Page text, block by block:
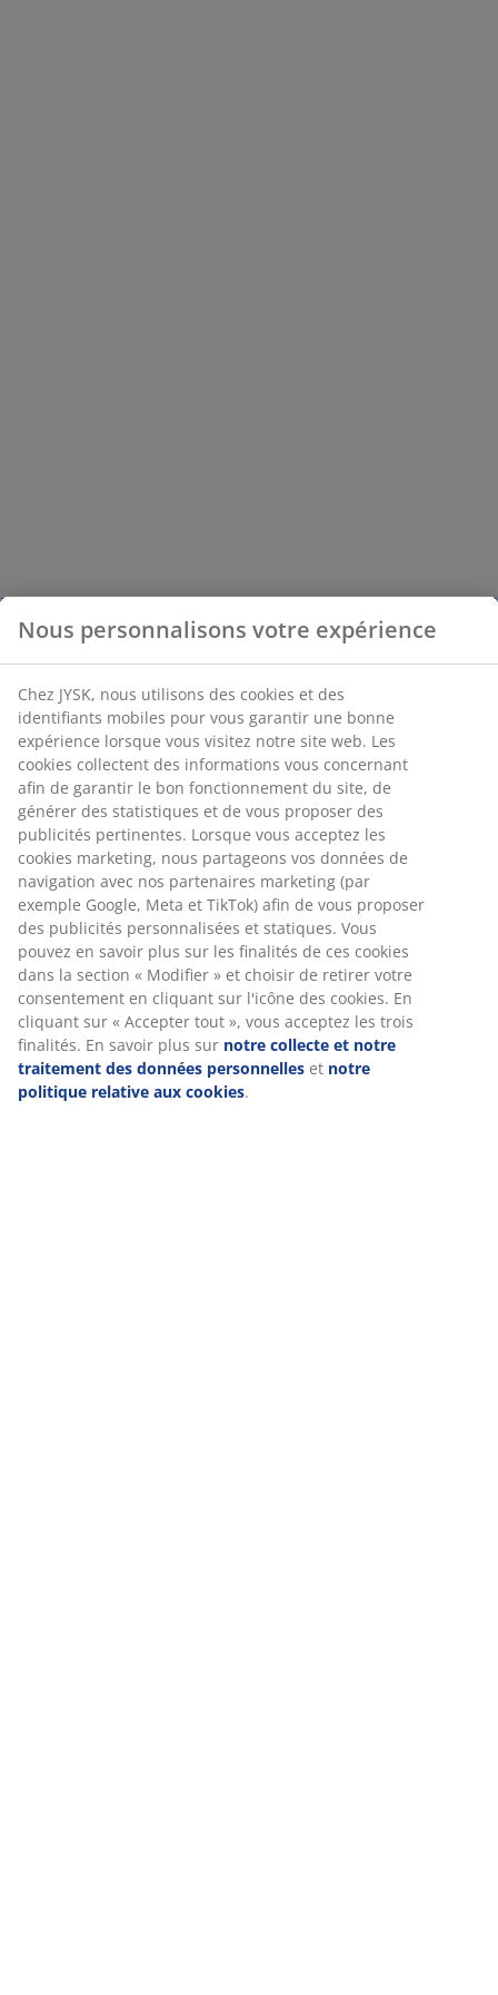
Nous personnalisons votre expérience
Chez JYSK, nous utilisons des cookies et des
identifiants mobiles pour vous garantir une bonne
expérience lorsque vous visitez notre site web. Les
cookies collectent des informations vous concernant
afin de garantir le bon fonctionnement du site, de
générer des statistiques et de vous proposer des
publicités pertinentes. Lorsque vous acceptez les
cookies marketing, nous partageons vos données de
navigation avec nos partenaires marketing (par
exemple Google, Meta et TikTok) afin de vous proposer
des publicités personnalisées et statiques. Vous
pouvez en savoir plus sur les finalités de ces cookies
dans la section « Modifier » et choisir de retirer votre
consentement en cliquant sur l'icône des cookies. En
cliquant sur « Accepter tout », vous acceptez les trois
finalités. En savoir plus sur notre collecte et notre
traitement des données personnelles et notre
politique relative aux cookies.